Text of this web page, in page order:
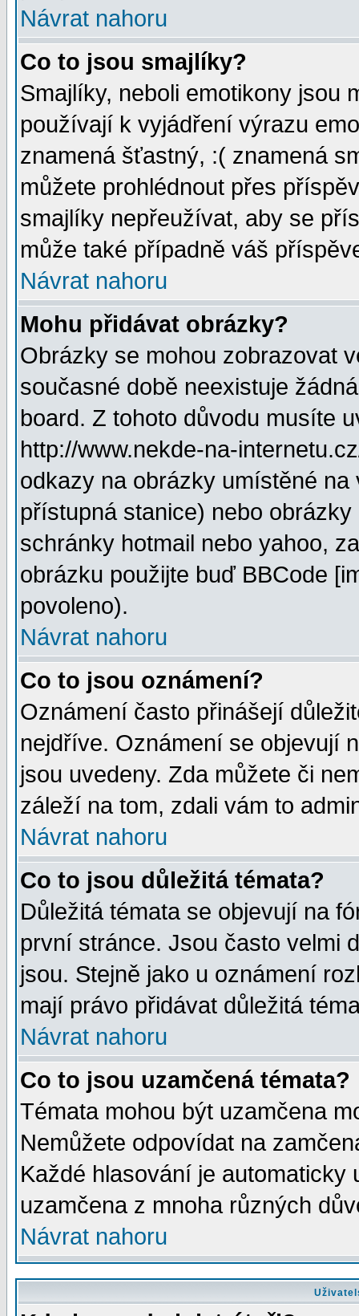
Návrat nahoru
Co to jsou smajlíky?
Smajlíky, neboli emotikony jsou
používají k vyjádření výrazu
znamená šťastný, :( znamená
můžete prohlédnout přes
smajlíky nepřeužívat, aby se
může také případně váš
Návrat nahoru
Mohu přidávat obrázky?
Obrázky se mohou zobrazovat
současné době neexistuje
board. Z tohoto důvodu musíte
http://www.nekde-na-
odkazy na obrázky umístěné
přístupná stanice) nebo
schránky hotmail nebo yahoo,
obrázku použijte buď BBCode
povoleno).
Návrat nahoru
Co to jsou oznámení?
Oznámení často přinášejí
nejdříve. Oznámení se objevují
jsou uvedeny. Zda můžete či
záleží na tom, zdali vám to
Návrat nahoru
Co to jsou důležitá témata?
Důležitá témata se objevují na
první stránce. Jsou často velmi
jsou. Stejně jako u oznámení
mají právo přidávat důležitá
Návrat nahoru
Co to jsou uzamčená témata?
Témata mohou být uzamčena
Nemůžete odpovídat na
Každé hlasování je automaticky
uzamčena z mnoha různých
Návrat nahoru